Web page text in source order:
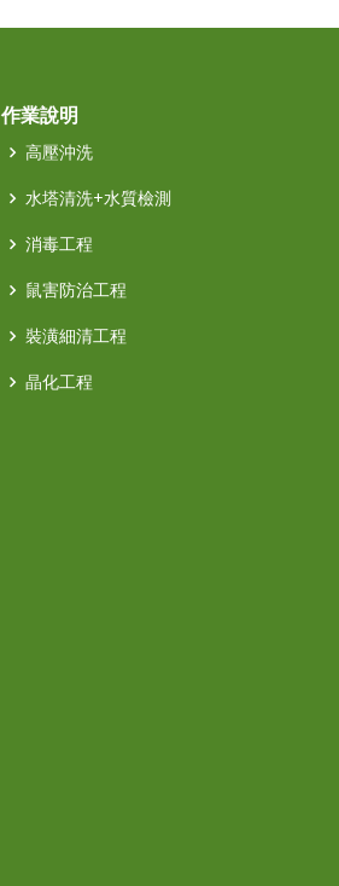
作業說明
高壓沖洗
水塔清洗+水質檢測
消毒工程
鼠害防治工程
裝潢細清工程
晶化工程